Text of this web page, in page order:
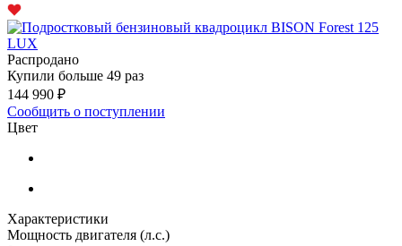
Распродано
Купили больше 49 раз
144 990 ₽
Сообщить о поступлении
Цвет
Характеристики
Мощность двигателя (л.с.)